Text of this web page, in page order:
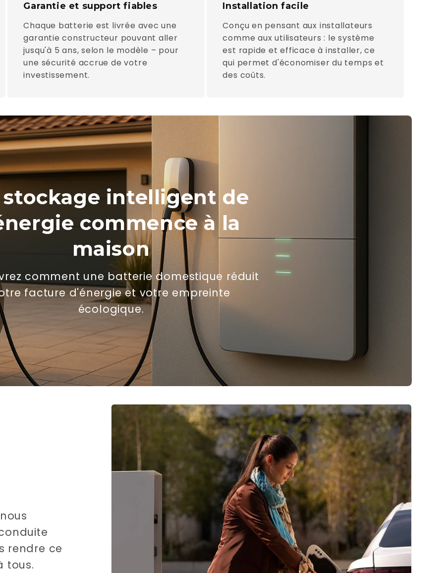
Garantie et support fiables
Chaque batterie est livrée avec une
garantie constructeur pouvant aller
jusqu'à 5 ans, selon le modèle – pour
une sécurité accrue de votre
investissement.
Installation facile
Conçu en pensant aux installateurs
comme aux utilisateurs : le système
est rapide et efficace à installer, ce
qui permet d'économiser du temps et
des coûts.
stockage intelligent de
commence à la
maison
comment une batterie domestique réduit
facture d'énergie et votre empreinte
écologique.
rendre ce
tous.
⚡ Wil jij slim laden?
Schrijf je in voor onze nieuwsbrief
en ontvang direct een gratis gids
vol tips over laadpunten, kosten
en subsidies.
E-mail
Nee, bedankt